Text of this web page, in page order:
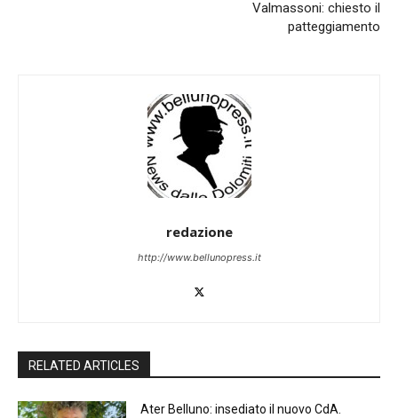
Valmassoni: chiesto il
patteggiamento
redazione
http://www.bellunopress.it
RELATED ARTICLES
Ater Belluno: insediato il nuovo CdA.